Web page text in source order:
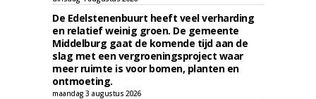
De Edelstenenbuurt heeft veel verharding
en relatief weinig groen. De gemeente
Middelburg gaat de komende tijd aan de
slag met een vergroeningsproject waar
meer ruimte is voor bomen, planten en
ontmoeting.
maandag 3 augustus 2026